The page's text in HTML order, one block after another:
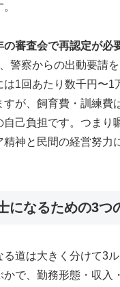
の審査会で再認定が必
警察からの出動要請
は1回あたり数千円〜1
すが、飼育費・訓練費
己負担です。つまり
精神と民間の経営努力
になるための3つ
道は大きく分けて3ル
かで、勤務形態・収入